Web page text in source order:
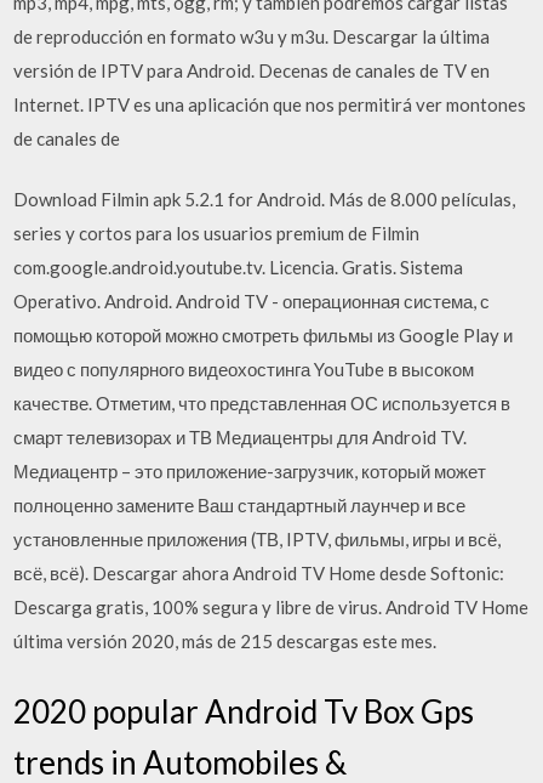
de reproducción en formato w3u y m3u. Descargar la última
versión de IPTV para Android. Decenas de canales de TV en
Internet. IPTV es una aplicación que nos permitirá ver montones
de canales de
Download Filmin apk 5.2.1 for Android. Más de 8.000 películas,
series y cortos para los usuarios premium de Filmin
com.google.android.youtube.tv. Licencia. Gratis. Sistema
Operativo. Android. Android TV - операционная система, с
помощью которой можно смотреть фильмы из Google Play и
видео с популярного видеохостинга YouTube в высоком
качестве. Отметим, что представленная ОС используется в
смарт телевизорах и ТВ Медиацентры для Android TV.
Медиацентр – это приложение-загрузчик, который может
полноценно замените Ваш стандартный лаунчер и все
установленные приложения (ТВ, IPTV, фильмы, игры и всё,
всё, всё). Descargar ahora Android TV Home desde Softonic:
Descarga gratis, 100% segura y libre de virus. Android TV Home
última versión 2020, más de 215 descargas este mes.
2020 popular Android Tv Box Gps
trends in Automobiles &